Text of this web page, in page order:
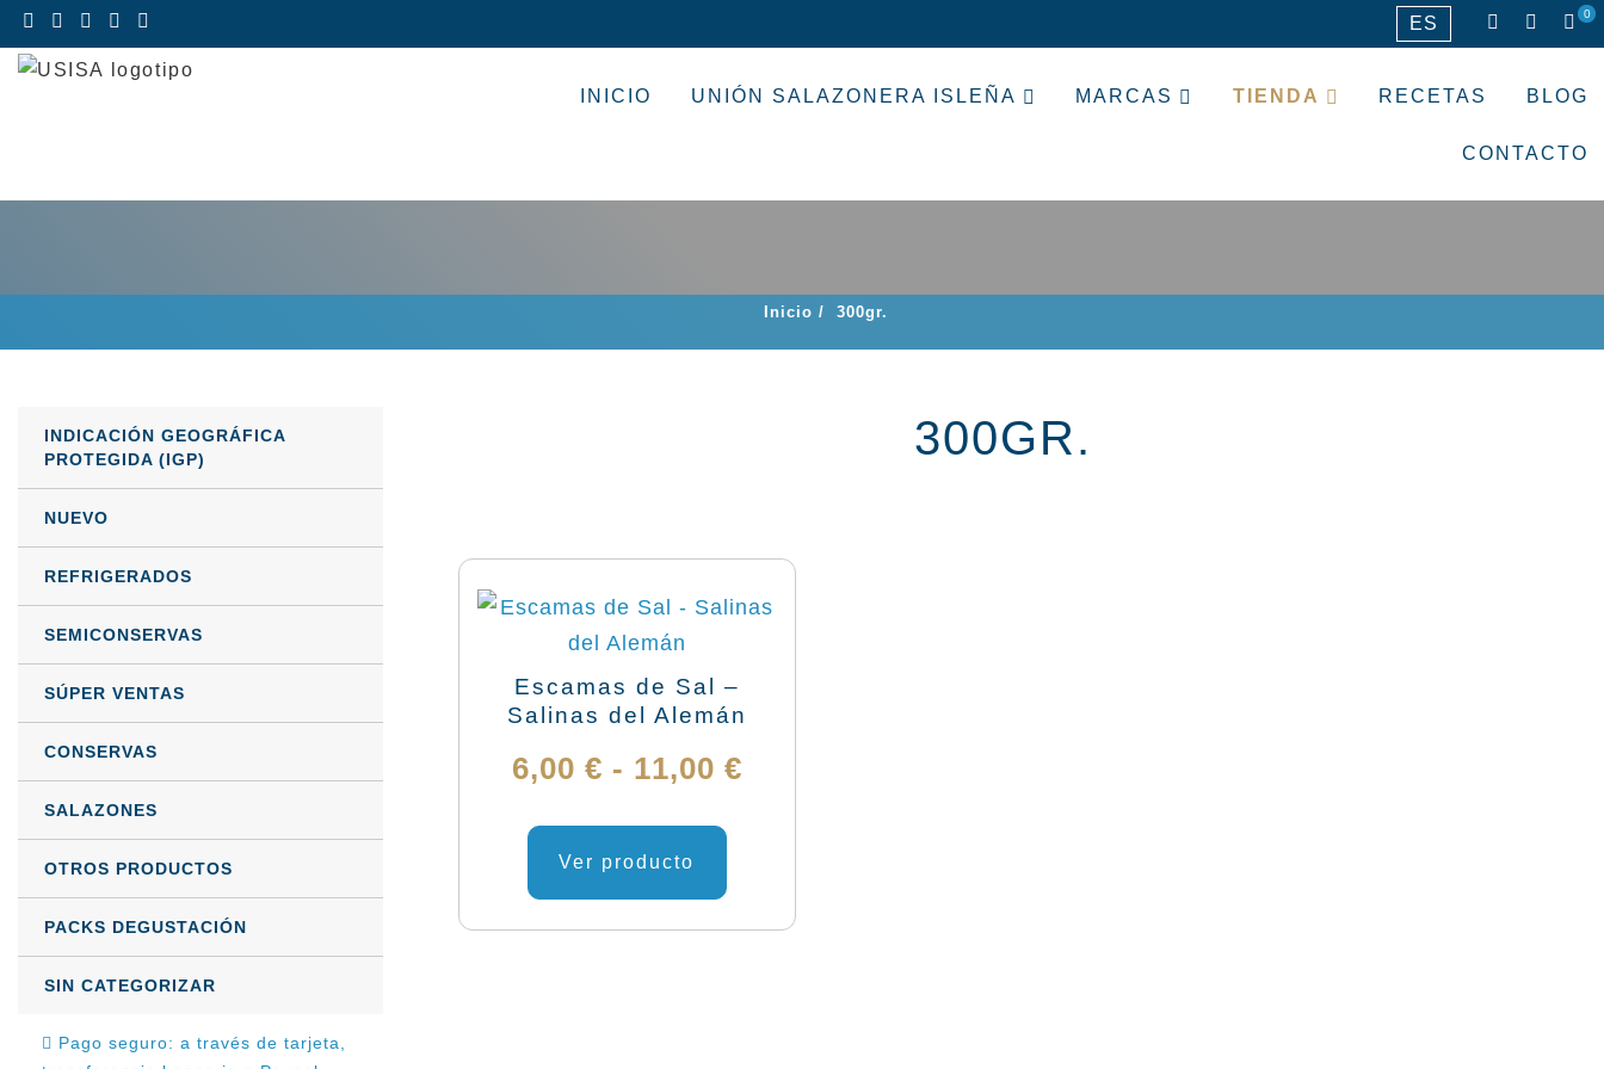
Saltar
al
ES 0
INICIO UNIÓN SALAZONERA ISLEÑA MARCAS TIENDA RECETAS BLOG
CONTACTO
Inicio / 300gr.
INDICACIÓN GEOGRÁFICA
PROTEGIDA (IGP)
NUEVO
REFRIGERADOS
SEMICONSERVAS
SÚPER VENTAS
CONSERVAS
SALAZONES
OTROS PRODUCTOS
PACKS DEGUSTACIÓN
SIN CATEGORIZAR
Pago seguro: a través de tarjeta,
300GR.
Escamas de Sal –
Salinas del Alemán
6,00 € - 11,00 €Rango
desde
Ver producto
tiene
múltiples